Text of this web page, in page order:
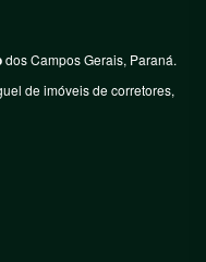
dos Campos Gerais, Paraná.
de imóveis de corretores,